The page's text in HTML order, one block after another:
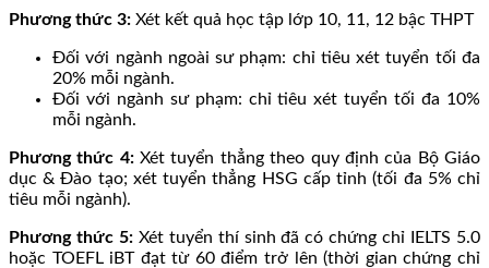
Phương thức 3: Xét kết quả học tập lớp 10, 11, 12 bậc THPT
Đối với ngành ngoài sư phạm: chỉ tiêu xét tuyển tối đa
20% mỗi ngành.
Đối với ngành sư phạm: chỉ tiêu xét tuyển tối đa 10%
mỗi ngành.
Phương thức 4:Xét tuyển thẳng theo quy định của Bộ Giáo
dục & Đào tạo; xét tuyển thẳng HSG cấp tỉnh (tối đa 5% chỉ
tiêu mỗi ngành).
Phương thức 5:Xét tuyển thí sinh đã có chứng chỉ IELTS 5.0
hoặc TOEFL iBT đạt từ 60 điểm trở lên (thời gian chứng chỉ